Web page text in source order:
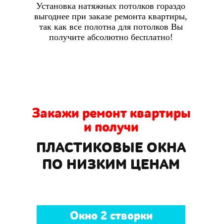
Установка натяжных потолков гораздо
выгоднее при заказе ремонта квартиры,
так как все полотна для потолков Вы
получите абсолютно бесплатно!
Закажи ремонт квартиры
и получи
ПЛАСТИКОВЫЕ ОКНА
ПО НИЗКИМ ЦЕНАМ
Окно 2 створки